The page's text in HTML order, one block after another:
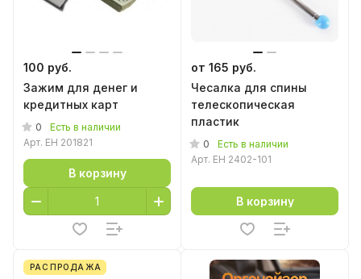
100 руб.
Зажим для денег и
кредитных карт
0
Есть в наличии
Арт. EH 201821
В корзину
от 165 руб.
Чесалка для спины
телескопическая
пластик
0
Есть в наличии
Арт. EH 2402-101
В корзину
РАСПРОДАЖА